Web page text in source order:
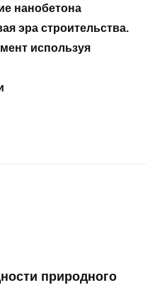
нанобетона
эра строительства.
используя
природного